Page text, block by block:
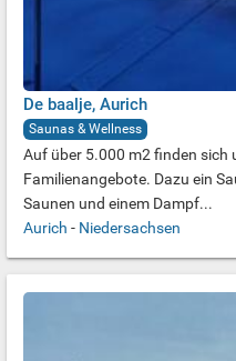
De baalje, Aurich
Saunas & Wellness
Auf über 5.000 m2 finden sich
Familienangebote. Dazu ein
Saunen und einem Dampf...
Aurich - Niedersachsen